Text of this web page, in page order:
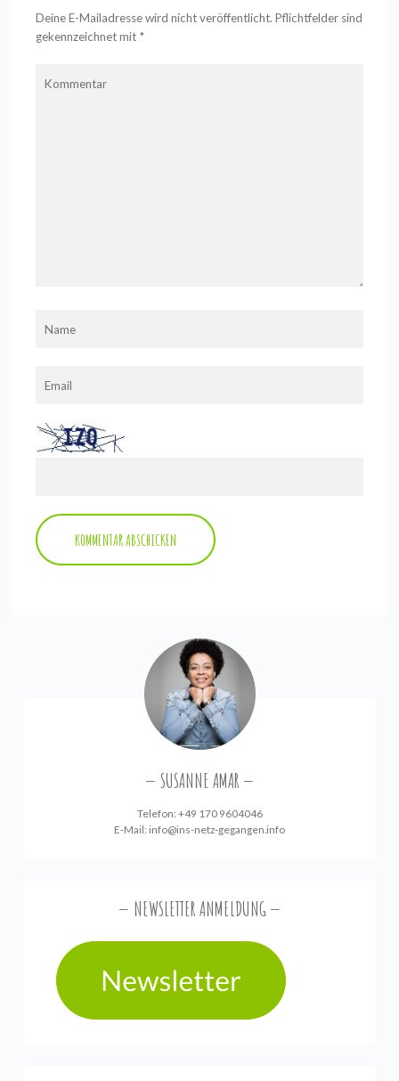
Deine E-Mailadresse wird nicht veröffentlicht. Pflichtfelder sind
gekennzeichnet mit *
SUSANNE AMAR
Telefon: +49 170 9604046
E-Mail: info@ins-netz-gegangen.info
NEWSLETTER ANMELDUNG